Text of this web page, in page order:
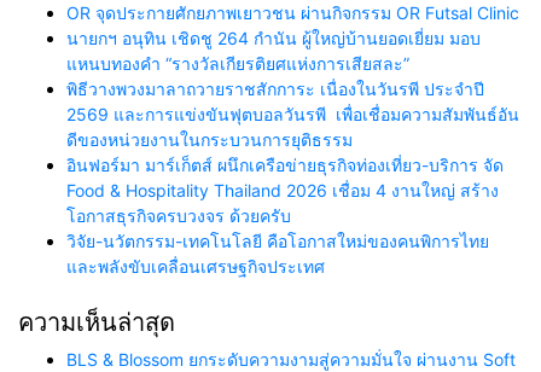
OR จุดประกายศักยภาพเยาวชน ผ่านกิจกรรม OR Futsal Clinic
นายกฯ อนุทิน เชิดชู 264 กำนัน ผู้ใหญ่บ้านยอดเยี่ยม มอบ
แหนบทองคำ “รางวัลเกียรติยศแห่งการเสียสละ”
พิธีวางพวงมาลาถวายราชสักการะ เนื่องในวันรพี ประจำปี
2569 และการแข่งขันฟุตบอลวันรพี เพื่อเชื่อมความสัมพันธ์อัน
ดีของหน่วยงานในกระบวนการยุติธรรม
อินฟอร์มา มาร์เก็ตส์ ผนึกเครือข่ายธุรกิจท่องเที่ยว-บริการ จัด
Food & Hospitality Thailand 2026 เชื่อม 4 งานใหญ่ สร้าง
โอกาสธุรกิจครบวงจร ด้วยครับ
วิจัย-นวัตกรรม-เทคโนโลยี คือโอกาสใหม่ของคนพิการไทย
และพลังขับเคลื่อนเศรษฐกิจประเทศ
ความเห็นล่าสุด
BLS & Blossom ยกระดับความงามสู่ความมั่นใจ ผ่านงาน Soft